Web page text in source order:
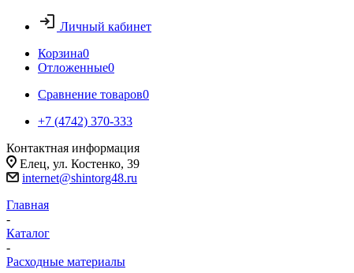
Личный кабинет
Корзина0
Отложенные0
Сравнение товаров0
+7 (4742) 370-333
Контактная информация
Елец, ул. Костенко, 39
internet@shintorg48.ru
Главная
-
Каталог
-
Расходные материалы